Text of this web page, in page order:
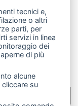
RSS
tecnici e,
o altri
parti, per
servizi in linea
dei
di più
alcune
su